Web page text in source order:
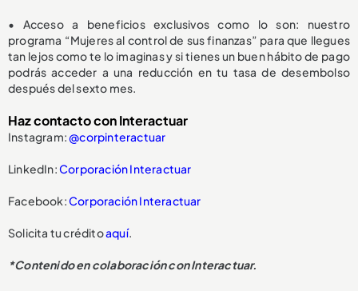
• Acceso a beneficios exclusivos como lo son: nuestro
programa “Mujeres al control de sus finanzas” para que llegues
tan lejos como te lo imaginas y si tienes un buen hábito de pago
podrás acceder a una reducción en tu tasa de desembolso
después del sexto mes.
Haz contacto con Interactuar
Instagram:@corpinteractuar
LinkedIn:Corporación Interactuar
Facebook:Corporación Interactuar
Solicita tu créditoaquí.
*Contenido en colaboración con Interactuar.